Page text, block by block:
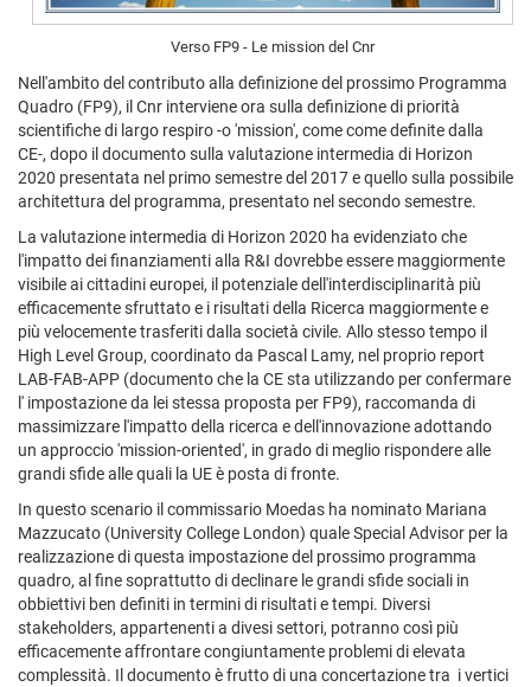
Verso FP9 - Le mission del Cnr
Nell'ambito del contributo alla definizione del prossimo Programma
Quadro (FP9), il Cnr interviene ora sulla definizione di priorità
scientifiche di largo respiro -o 'mission', come come definite dalla
CE-, dopo il documento sulla valutazione intermedia di Horizon
2020 presentata nel primo semestre del 2017 e quello sulla possibile
architettura del programma, presentato nel secondo semestre.
La valutazione intermedia di Horizon 2020 ha evidenziato che
l'impatto dei finanziamenti alla R&I dovrebbe essere maggiormente
visibile ai cittadini europei, il potenziale dell'interdisciplinarità più
efficacemente sfruttato e i risultati della Ricerca maggiormente e
più velocemente trasferiti dalla società civile. Allo stesso tempo il
High Level Group, coordinato da Pascal Lamy, nel proprio report
LAB-FAB-APP (documento che la CE sta utilizzando per confermare
l' impostazione da lei stessa proposta per FP9), raccomanda di
massimizzare l'impatto della ricerca e dell'innovazione adottando
un approccio 'mission-oriented', in grado di meglio rispondere alle
grandi sfide alle quali la UE è posta di fronte.
In questo scenario il commissario Moedas ha nominato Mariana
Mazzucato (University College London) quale Special Advisor per la
realizzazione di questa impostazione del prossimo programma
quadro, al fine soprattutto di declinare le grandi sfide sociali in
obbiettivi ben definiti in termini di risultati e tempi. Diversi
stakeholders, appartenenti a divesi settori, potranno così più
efficacemente affrontare congiuntamente problemi di elevata
complessità. Il documento è frutto di una concertazione tra i vertici